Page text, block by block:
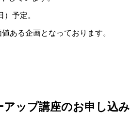
）予定。
ある企画となっております。
アップ講座のお申し込み